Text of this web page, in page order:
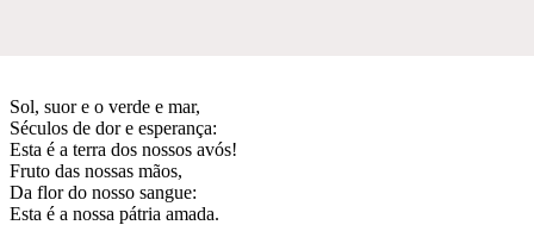
Sol, suor e o verde e mar,
Séculos de dor e esperança:
Esta é a terra dos nossos avós!
Fruto das nossas mãos,
Da flor do nosso sangue:
Esta é a nossa pátria amada.